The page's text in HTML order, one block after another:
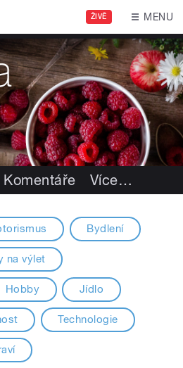
ŽIVĚ MENU
Komentáře Více…
Bydlení
na výlet
Hobby Jídlo
Technologie